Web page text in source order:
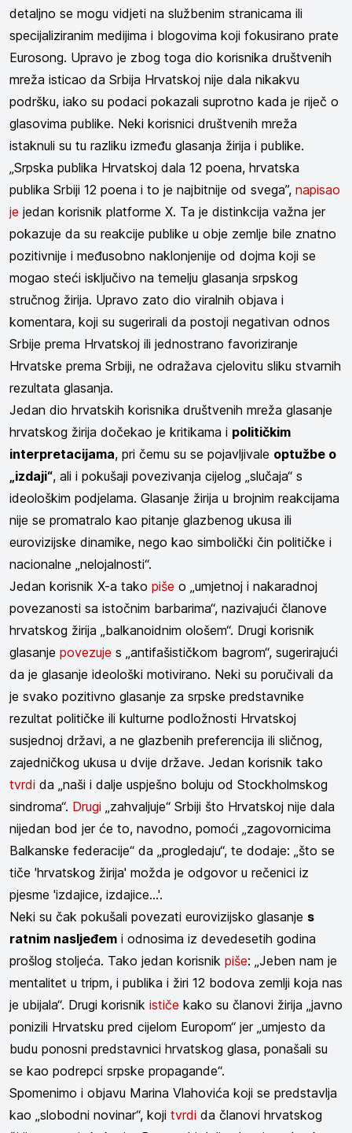
detaljno se mogu vidjeti na službenim stranicama ili
specijaliziranim medijima i blogovima koji fokusirano prate
Eurosong. Upravo je zbog toga dio korisnika društvenih
mreža isticao da Srbija Hrvatskoj nije dala nikakvu
podršku, iako su podaci pokazali suprotno kada je riječ o
glasovima publike. Neki korisnici društvenih mreža
istaknuli su tu razliku između glasanja žirija i publike.
„Srpska publika Hrvatskoj dala 12 poena, hrvatska
publika Srbiji 12 poena i to je najbitnije od svega”, napisao
je jedan korisnik platforme X. Ta je distinkcija važna jer
pokazuje da su reakcije publike u obje zemlje bile znatno
pozitivnije i međusobno naklonjenije od dojma koji se
mogao steći isključivo na temelju glasanja srpskog
stručnog žirija. Upravo zato dio viralnih objava i
komentara, koji su sugerirali da postoji negativan odnos
Srbije prema Hrvatskoj ili jednostrano favoriziranje
Hrvatske prema Srbiji, ne odražava cjelovitu sliku stvarnih
rezultata glasanja.
Jedan dio hrvatskih korisnika društvenih mreža glasanje
hrvatskog žirija dočekao je kritikama i političkim
interpretacijama, pri čemu su se pojavljivale optužbe o
„izdaji“, ali i pokušaji povezivanja cijelog „slučaja“ s
ideološkim podjelama. Glasanje žirija u brojnim reakcijama
nije se promatralo kao pitanje glazbenog ukusa ili
eurovizijske dinamike, nego kao simbolički čin političke i
nacionalne „nelojalnosti“.
Jedan korisnik X-a tako piše o „umjetnoj i nakaradnoj
povezanosti sa istočnim barbarima“, nazivajući članove
hrvatskog žirija „balkanoidnim ološem“. Drugi korisnik
glasanje povezuje s „antifašističkom bagrom“, sugerirajući
da je glasanje ideološki motivirano. Neki su poručivali da
je svako pozitivno glasanje za srpske predstavnike
rezultat političke ili kulturne podložnosti Hrvatskoj
susjednoj državi, a ne glazbenih preferencija ili sličnog,
zajedničkog ukusa u dvije države. Jedan korisnik tako
tvrdi da „naši i dalje uspješno boluju od Stockholmskog
sindroma“. Drugi „zahvaljuje“ Srbiji što Hrvatskoj nije dala
nijedan bod jer će to, navodno, pomoći „zagovornicima
Balkanske federacije“ da „progledaju“, te dodaje: „što se
tiče 'hrvatskog žirija' možda je odgovor u rečenici iz
pjesme 'izdajice, izdajice...'.
Neki su čak pokušali povezati eurovizijsko glasanje s
ratnim nasljeđem i odnosima iz devedesetih godina
prošlog stoljeća. Tako jedan korisnik piše: „Jeben nam je
mentalitet u tripm, i publika i žiri 12 bodova zemlji koja nas
je ubijala“. Drugi korisnik ističe kako su članovi žirija „javno
ponizili Hrvatsku pred cijelom Europom“ jer „umjesto da
budu ponosni predstavnici hrvatskog glasa, ponašali su
se kao podrepci srpske propagande“.
Spomenimo i objavu Marina Vlahovića koji se predstavlja
kao „slobodni novinar“, koji tvrdi da članovi hrvatskog